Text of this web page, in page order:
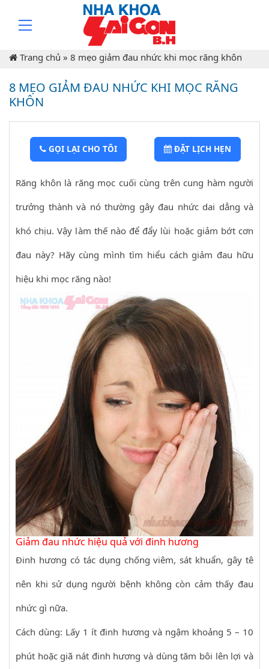
Trang chủ » 8 mẹo giảm đau nhức khi mọc răng khôn
8 MẸO GIẢM ĐAU NHỨC KHI MỌC RĂNG
KHÔN
GỌI LẠI CHO TÔI ĐẶT LỊCH HẸN
Răng khôn là răng mọc cuối cùng trên cung hàm người
trưởng thành và nó thường gây đau nhức dai dẳng và
khó chịu. Vậy làm thế nào để đẩy lùi hoặc giảm bớt cơn
đau này? Hãy cùng mình tìm hiểu cách giảm đau hữu
hiệu khi mọc răng nào!
Giảm đau nhức hiệu quả với đinh hương
Đinh hương có tác dụng chống viêm, sát khuẩn, gây tê
nên khi sử dụng người bệnh không còn cảm thấy đau
nhức gì nữa.
Cách dùng: Lấy 1 ít đinh hương và ngậm khoảng 5 – 10
phút hoặc giã nát đinh hương và dùng tăm bôi lên lợi và